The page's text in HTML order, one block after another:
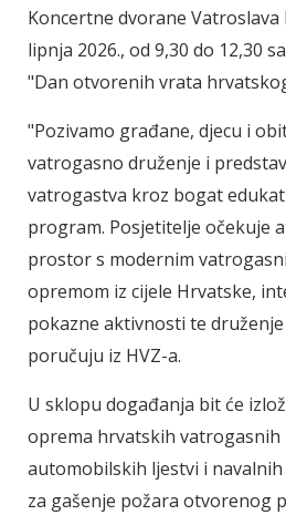
Koncertne dvorane Vatroslava
lipnja 2026., od 9,30 do 12,30
"Dan otvorenih vrata
"Pozivamo građane, djecu i
vatrogasno druženje i
vatrogastva kroz bogat
program. Posjetitelje očekuje
prostor s modernim
opremom iz cijele Hrvatske,
pokazne aktivnosti te
poručuju iz HVZ-a.
U sklopu događanja bit će
oprema hrvatskih
automobilskih ljestvi i
za gašenje požara otvorenog